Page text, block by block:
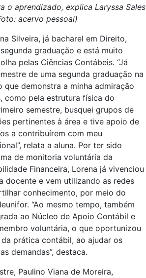
o aprendizado, explica Laryssa Sales
acervo pessoal)
Silveira, já bacharel em Direito,
graduação e está muito
pelas Ciências Contábeis. “Já
de uma segunda graduação na
que demonstra a minha admiração
como pela estrutura física do
semestre, busquei grupos de
pertinentes à área e tive apoio de
a contribuírem com meu
relata a aluna. Por ter sido
de monitoria voluntária da
Financeira, Lorena já vivenciou
docente e vem utilizando as redes
conhecimento, por meio do
“Ao mesmo tempo, também
ao Núcleo de Apoio Contábil e
voluntária, o que oportunizou
prática contábil, ao ajudar os
demandas”, destaca.
Paulino Viana de Moreira,